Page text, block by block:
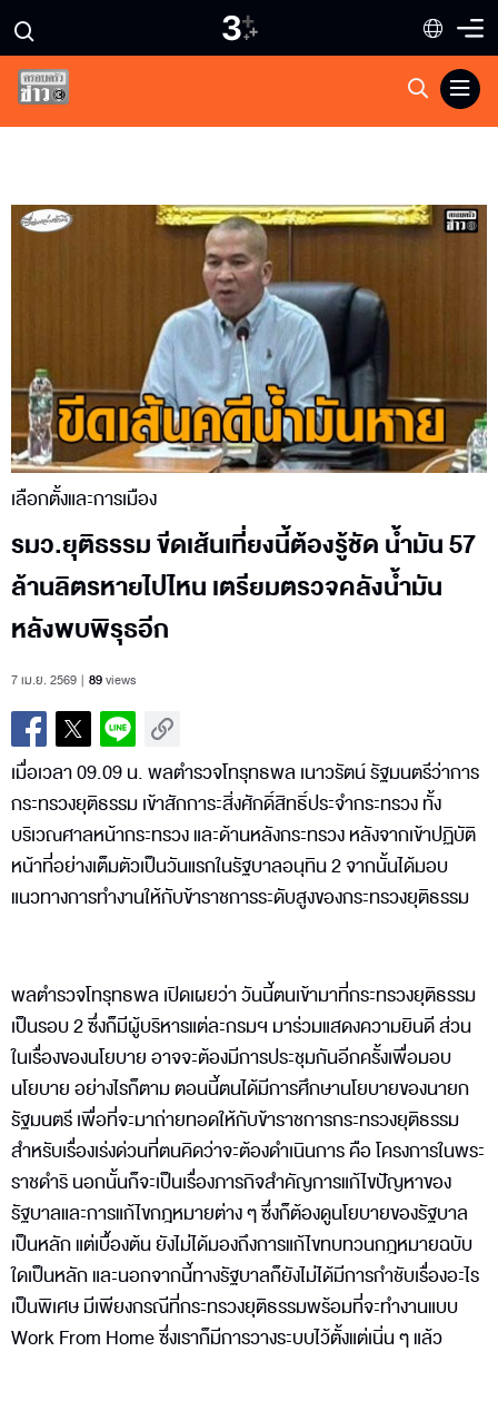
เลือกตั้งและการเมือง
รมว.ยุติธรรม ขีดเส้นเที่ยงนี้ต้องรู้ชัด น้ำมัน 57
ล้านลิตรหายไปไหน เตรียมตรวจคลังน้ำมัน
หลังพบพิรุธอีก
7 เม.ย. 2569 89views
เมื่อเวลา 09.09 น. พลตำรวจโทรุทธพล เนาวรัตน์ รัฐมนตรีว่าการ
กระทรวงยุติธรรม เข้าสักการะสิ่งศักดิ์สิทธิ์ประจำกระทรวง ทั้ง
บริเวณศาลหน้ากระทรวง และด้านหลังกระทรวง หลังจากเข้าปฏิบัติ
หน้าที่อย่างเต็มตัวเป็นวันแรกในรัฐบาลอนุทิน 2 จากนั้นได้มอบ
แนวทางการทำงานให้กับข้าราชการระดับสูงของกระทรวงยุติธรรม
พลตำรวจโทรุทธพล เปิดเผยว่า วันนี้ตนเข้ามาที่กระทรวงยุติธรรม
เป็นรอบ 2 ซึ่งก็มีผู้บริหารแต่ละกรมฯ มาร่วมแสดงความยินดี ส่วน
ในเรื่องของนโยบาย อาจจะต้องมีการประชุมกันอีกครั้งเพื่อมอบ
นโยบาย อย่างไรก็ตาม ตอนนี้ตนได้มีการศึกษานโยบายของนายก
รัฐมนตรี เพื่อที่จะมาถ่ายทอดให้กับข้าราชการกระทรวงยุติธรรม
สำหรับเรื่องเร่งด่วนที่ตนคิดว่าจะต้องดำเนินการ คือ โครงการในพระ
ราชดำริ นอกนั้นก็จะเป็นเรื่องภารกิจสำคัญการแก้ไขปัญหาของ
รัฐบาลและการแก้ไขกฎหมายต่าง ๆ ซึ่งก็ต้องดูนโยบายของรัฐบาล
เป็นหลัก แต่เบื้องต้น ยังไม่ได้มองถึงการแก้ไขทบทวนกฎหมายฉบับ
ใดเป็นหลัก และนอกจากนี้ทางรัฐบาลก็ยังไม่ได้มีการกำชับเรื่องอะไร
เป็นพิเศษ มีเพียงกรณีที่กระทรวงยุติธรรมพร้อมที่จะทำงานแบบ
Work From Home ซึ่งเราก็มีการวางระบบไว้ตั้งแต่เนิ่น ๆ แล้ว